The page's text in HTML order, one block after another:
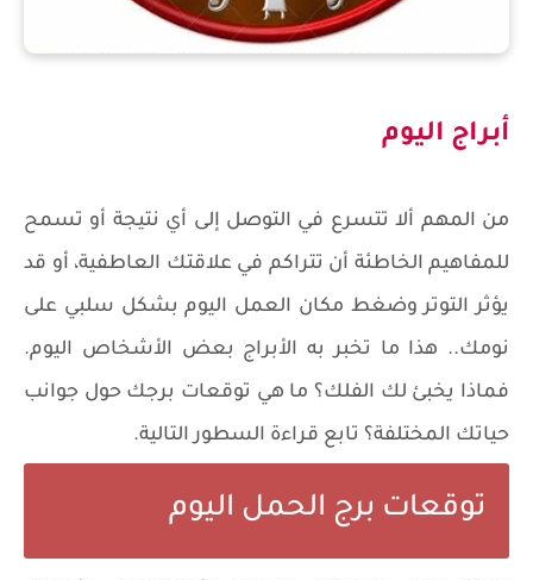
أبراج اليوم
من المهم ألا تتسرع في التوصل إلى أي نتيجة أو تسمح
للمفاهيم الخاطئة أن تتراكم في علاقتك العاطفية، أو قد
يؤثر التوتر وضغط مكان العمل اليوم بشكل سلبي على
نومك.. هذا ما تخبر به الأبراج بعض الأشخاص اليوم.
فماذا يخبئ لك الفلك؟ ما هي توقعات برجك حول جوانب
حياتك المختلفة؟ تابع قراءة السطور التالية.
توقعات برج الحمل اليوم